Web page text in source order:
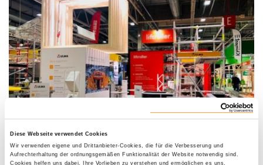
Diese Webseite verwendet Cookies
Wir verwenden eigene und Drittanbieter-Cookies, die für die Verbesserung und
Aufrechterhaltung der ordnungsgemäßen Funktionalität der Website notwendig sind.
Cookies helfen uns dabei, Ihre Vorlieben zu verstehen und ermöglichen es uns,